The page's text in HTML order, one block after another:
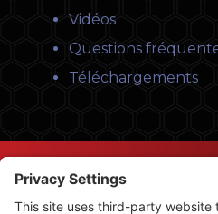
Vidéos
Questions
Téléchargements